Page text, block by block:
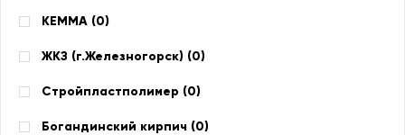
КЕММА (0)
ЖКЗ (г.Железногорск) (0)
Стройпластполимер (0)
Богандинский кирпич (0)